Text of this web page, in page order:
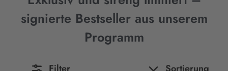
signierte Bestseller aus unserem
Programm